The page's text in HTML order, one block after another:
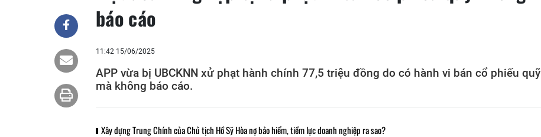
báo cáo
11:42 15/06/2025
APP vừa bị UBCKNN xử phạt hành chính 77,5 triệu đồng do có hành vi bán cổ phiếu quỹ
mà không báo cáo.
Xây dựng Trung Chính của Chủ tịch Hồ Sỹ Hòa nợ bảo hiểm, tiềm lực doanh nghiệp ra sao?